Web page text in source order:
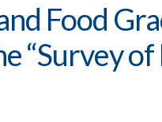
Food
“Survey